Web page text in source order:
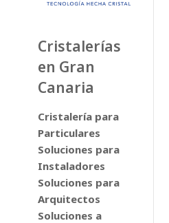
Cristalerías
en Gran
Canaria
Cristalería para
Particulares
Soluciones para
Instaladores
Soluciones para
Arquitectos
Soluciones a